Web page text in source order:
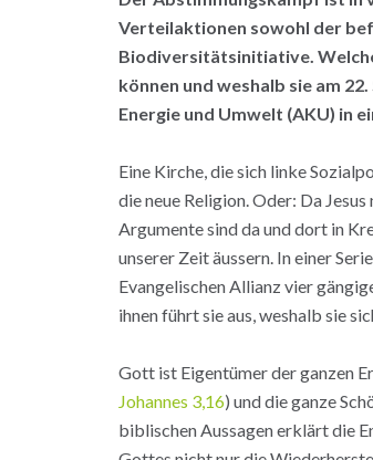
Verteilaktionen sowohl der
Biodiversitätsinitiative.
können und weshalb sie am
Energie und Umwelt (AKU) in
Eine Kirche, die sich linke
die neue Religion. Oder: Da
Argumente sind da und dort in
unserer Zeit äussern. In einer
Evangelischen Allianz vier
ihnen führt sie aus, weshalb sie
Gott ist Eigentümer der ganzen
Johannes 3,16) und die ganze
biblischen Aussagen erklärt die